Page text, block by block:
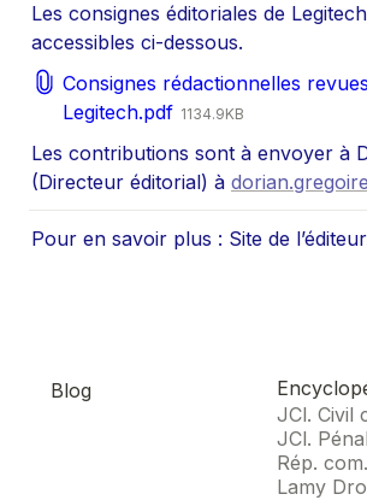
Les consignes éditoriales de
accessibles ci-dessous.
Consignes rédactionnelles
Legitech.pdf 1134.9KB
Les contributions sont à envoyer à
(Directeur éditorial) à
Pour en savoir plus : Site de
Blog
JCl. Civil
JCl.
Rép.
Lamy